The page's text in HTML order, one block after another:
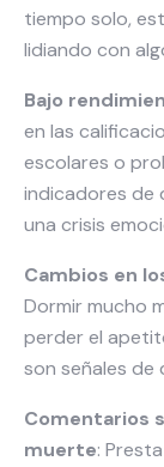
tiempo solo,
lidiando con
Bajo
en las
escolares o
indicadores de
una crisis
Cambios en
Dormir mucho
perder el
son señales de
Comentarios
muerte: